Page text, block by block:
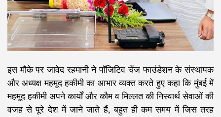
इस मौके पर जावेद रहमानी ने पॉजिटिव चेंज फाउंडेशन के संस्थापक
और अध्यक्ष महमूद हकीमी का आभार व्यक्त करते हुए कहा कि मुंबई में
महमूद हकीमी अपने कार्यों और कौम व मिल्लत की निस्वार्थ सेवाओं की
वजह से पूरे देश में जाने जाते हैं, बहुत ही कम समय में जिस तरह